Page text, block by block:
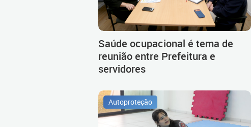
Saúde ocupacional é tema de
reunião entre Prefeitura e
servidores
Autoproteção